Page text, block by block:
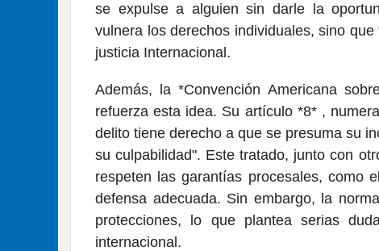
se expulse a alguien sin darle la
vulnera los derechos individuales, sino
justicia Internacional.
Además, la *Convención Americana
refuerza esta idea. Su artículo *8* ,
delito tiene derecho a que se presuma su
su culpabilidad". Este tratado, junto con
respeten las garantías procesales, como
defensa adecuada. Sin embargo, la
protecciones, lo que plantea serias
internacional.